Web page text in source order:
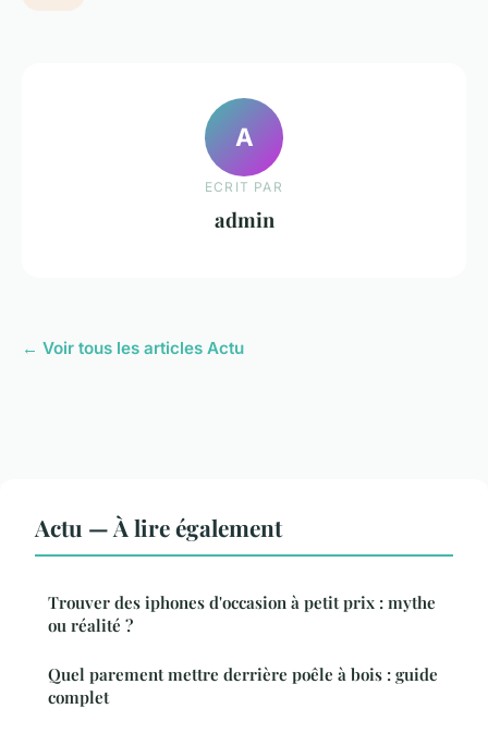
A
ECRIT PAR
admin
← Voir tous les articles Actu
Actu — À lire également
Trouver des iphones d'occasion à petit prix : mythe
ou réalité ?
Quel parement mettre derrière poêle à bois : guide
complet